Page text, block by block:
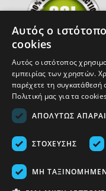
Αυτός ο
cookies
Αυτός ο ιστότοπος
εμπειρίας των χρηστών.
παρέχετε τη
Πολιτική μας για τα
ΑΠΟΛΎΤΩΣ
ΣΤΌΧΕΥΣΗΣ
ΜΗ